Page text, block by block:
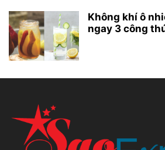
Không khí ô
ngay 3 công